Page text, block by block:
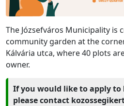
The Józsefváros Municipality is
community garden at the
Kálvária utca, where 40 plots
owner.
If you would like to apply to
please contact